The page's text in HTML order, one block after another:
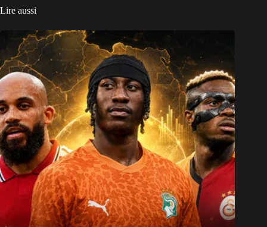
Lire aussi